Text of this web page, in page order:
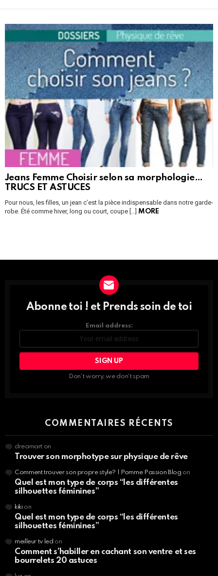
LATEST
Jeans Femme Choisir selon sa morphologie…
TRUCS ET ASTUCES
Pour nous, les filles, un jean c’est la pièce indispensable dans notre garde-
robe. Été comme hiver, long ou court, coupe […] MORE
DÉCOUVRE
ET
PROFITE
Abonne toi ! et Prends soin de toi
Email address:
Don't worry, we don't spam
COMMENTAIRES RÉCENTS
dreamart on
Trouver son morphotype sur physique de rêve
Comment trouver son propre style? | Pomme Passion Blog on
Quel est mon type de corps “les différentes
silhouettes féminines”
kikion
Quel est mon type de corps “les différentes
silhouettes féminines”
meilleur tv led on
Comment s’habiller en cachant son ventre et ses
bourrelets 20 astuces